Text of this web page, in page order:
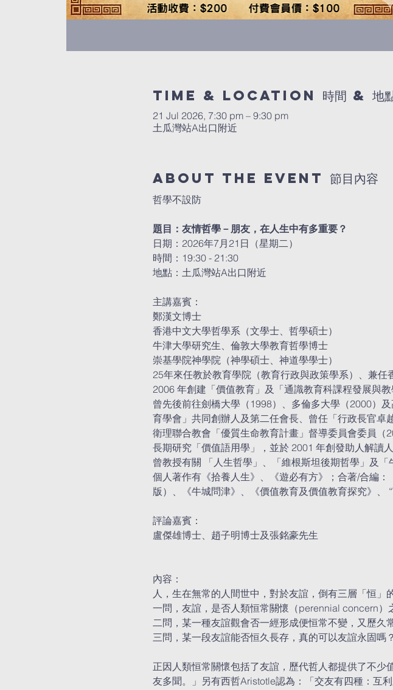
Time & Location 時間 & 地
21 Jul 2026, 7:30 pm – 9:30 pm
土瓜灣站A出口附近
About the event 節目內容
哲學不設防
題目：友情哲學－朋友，在人生中有多重要？
日期：2026年7月21日（星期二）
時間：19:30 - 21:30
地點：土瓜灣站A出口附近
主講嘉賓：
鄭漢文博士
香港中文大學哲學系（文學士、哲學碩士）
牛津大學研究生、倫敦大學教育哲學博士
崇基學院神學院（神學碩士、神道學學士）
25年來任教於教育學院（教育行政與政策學系）、兼
2006 年創建「價值教育」及「通識教育科課程發展與教
曾先後前往劍橋大學（1998）、多倫多大學（2000）
育學會」共同創辦人及第二任會長、曾任「行政長官
衛理聯合教會「優質生命教育計畫」督導委員會委員（
長期研究「價值語用學」，並於 2001 年創發助人解讀
曾教授有關 「人生哲學」、「維根斯坦後期哲學」及「
個人著作有《拾養人生》、《遊必有方》；合著/合編
版）、《牛城問津》、《價值教育及價值教育探究》、
評論嘉賓：
盧傑雄博士、趙子明博士及張銘豪先生
內容：
人，生在無常的人間世中，對於友誼，倒有三層「恒」
一問，友誼，是否人類恒常關懷（perennial concern）
二問，某一種友誼觀會否一經形成便恒常不變，又歷久
三問，某一段友誼能否恒久長存，真的可以友誼永固嗎？
正因人類恒常關懷包括了友誼，歷代哲人都提供了不少
友多聞。」另有西哲Aristotle認為：「交友有四種：互